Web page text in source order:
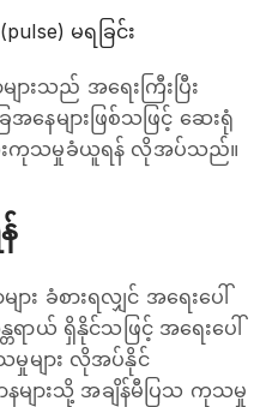
မရခြင်း
ားသည် အရေးကြီးပြီး
ေများဖြစ်သဖြင့် ဆေးရုံ
းကုသမှုခံယူရန် လိုအပ်သည်။
း ခံစားရလျှင် အရေးပေါ်
ာယ် ရှိနိုင်သဖြင့် အရေးပေါ်
ျား လိုအပ်နိုင်
နများသို့ အချိန်မီပြသ ကုသမှု